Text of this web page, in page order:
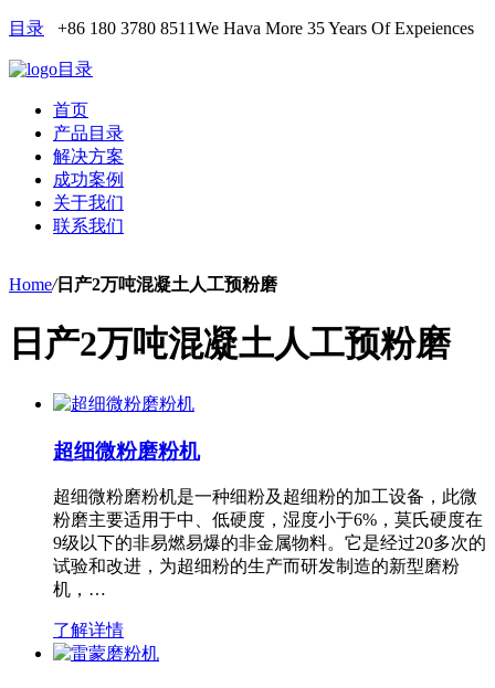
目录 +86 180 3780 8511We Hava More 35 Years Of Expeiences
目录
首页
产品目录
解决方案
成功案例
关于我们
联系我们
Home/日产2万吨混凝土人工预粉磨
日产2万吨混凝土人工预粉磨
超细微粉磨粉机
超细微粉磨粉机是一种细粉及超细粉的加工设备，此微
粉磨主要适用于中、低硬度，湿度小于6%，莫氏硬度在
9级以下的非易燃易爆的非金属物料。它是经过20多次的
试验和改进，为超细粉的生产而研发制造的新型磨粉
机，…
了解详情